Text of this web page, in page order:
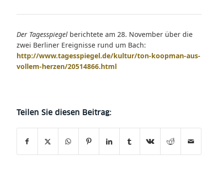
Der Tagesspiegelberichtete am 28. November über die
zwei Berliner Ereignisse rund um Bach:
http://www.tagesspiegel.de/kultur/ton-koopman-aus-
vollem-herzen/20514866.html